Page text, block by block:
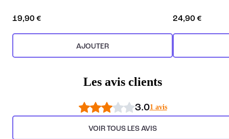
19,90 €
AJOUTER
24,90 €
Les avis clients
3.01 avis
VOIR TOUS LES AVIS